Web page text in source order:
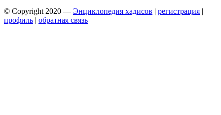
© Copyright 2020 — Энциклопедия хадисов | регистрация |
профиль | обратная связь